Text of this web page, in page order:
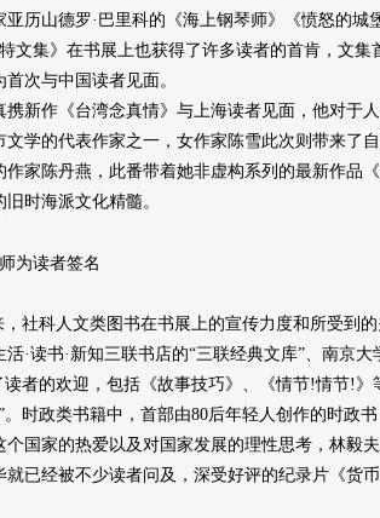
历山德罗·巴里科的《海上钢琴师》《愤怒的城
文集》在书展上也获得了许多读者的首肯，文集
次与中国读者见面。
作《台湾念真情》与上海读者见面，他对于
学的代表作家之一，女作家陈雪此次则带来了
家陈丹燕，此番带着她非虚构系列的最新作品
时海派文化精髓。
读者签名
科人文类图书在书展上的宣传力度和所受到的
·读书·新知三联书店的“三联经典文库”、南京大
者的欢迎，包括《故事技巧》、《情节!情节!》
时政类书籍中，首部由80后年轻人创作的时政
国家的热爱以及对国家发展的理性思考，林毅
已经被不少读者问及，深受好评的纪录片《货币